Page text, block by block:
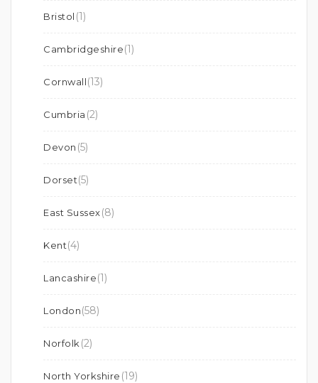
Bristol (1)
Cambridgeshire(1)
Cornwall(13)
Cumbria (2)
Devon (5)
Dorset(5)
East Sussex(8)
Kent(4)
Lancashire(1)
London(58)
Norfolk (2)
North Yorkshire (19)